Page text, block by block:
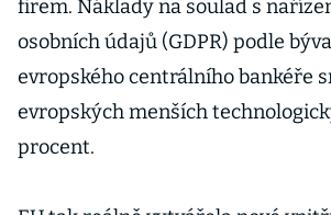
firem. Náklady na soulad s
osobních údajů (GDPR) podle
evropského centrálního bankéře
evropských menších
procent.